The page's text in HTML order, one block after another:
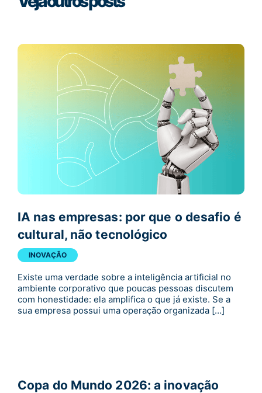
IA nas empresas: por que o desafio é
cultural, não tecnológico
INOVAÇÃO
Existe uma verdade sobre a inteligência artificial no
ambiente corporativo que poucas pessoas discutem
com honestidade: ela amplifica o que já existe. Se a
sua empresa possui uma operação organizada […]
Copa do Mundo 2026: a inovação